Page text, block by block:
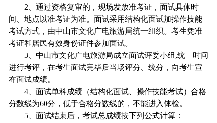
2、通过资格复审的，现场发放准考证，面试具体时
间、地点以准考证为准。面试采用结构化面试加操作技能
考试方式，由中山市文化广电旅游局统一组织。考生凭准
考证和居民有效身份证件参加面试。
3、中山市文化广电旅游局成立面试评委小组,统一时间
进行考评，在考生面试完毕后当场评分、统分，向考生宣
布面试成绩。
4、面试单科成绩（结构化面试、操作技能考试）合格
分数线为60分，低于合格分数线的，不能进入体检。
5、面试结束后，考试总成绩按下列公式计算：